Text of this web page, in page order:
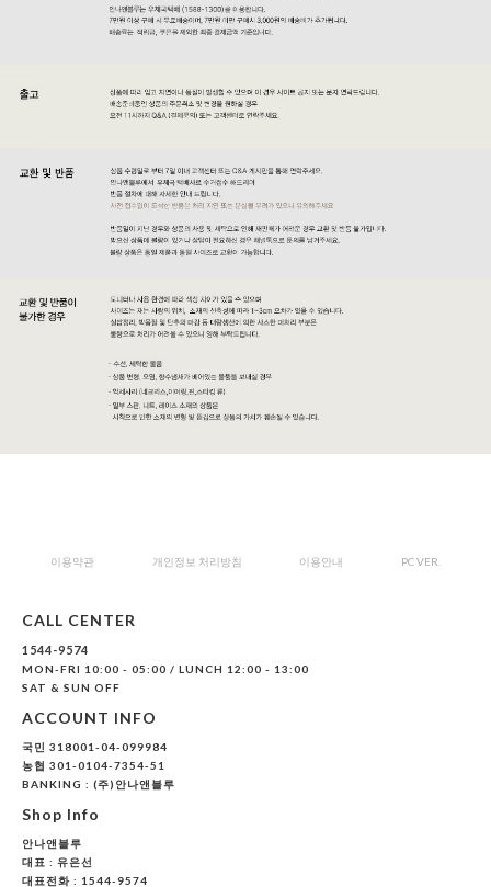
이용약관 개인정보 처리방침 이용안내 PC VER.
CALL CENTER
1544-9574
MON-FRI 10:00 - 05:00 / LUNCH 12:00 - 13:00
SAT & SUN OFF
ACCOUNT INFO
국민 318001-04-099984
농협 301-0104-7354-51
BANKING : (주)안나앤블루
Shop Info
안나앤블루
대표 : 유은선
대표전화 : 1544-9574